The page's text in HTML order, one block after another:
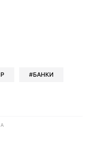
в Xв Viber
в Whatsapp
в Messenger
в LinkedIn
БАНКИ
X в Google news
в Viber
в LinkedIn